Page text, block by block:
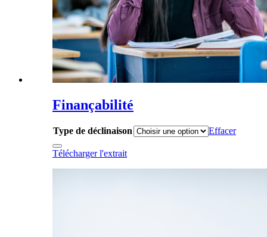
Finançabilité
Type de déclinaison Effacer
Télécharger l'extrait